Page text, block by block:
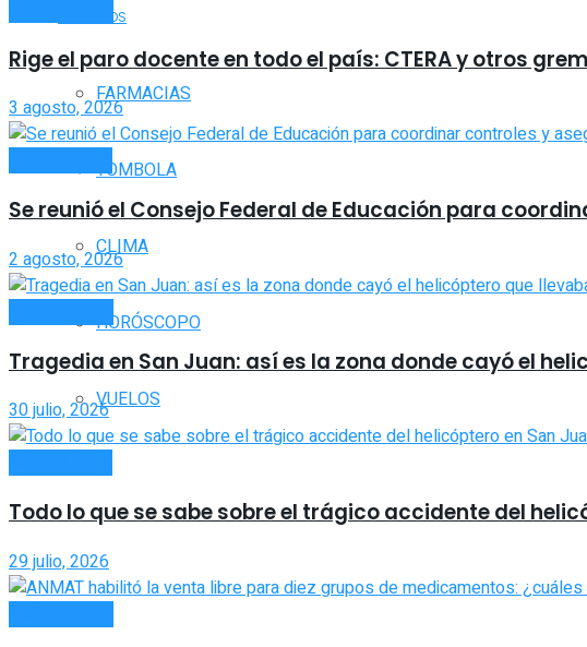
SERVICIOS
FARMACIAS
TOMBOLA
CLIMA
HORÓSCOPO
VUELOS
Rige el paro docente en todo el país: CTERA y otros
3 agosto, 2026
Se reunió el Consejo Federal de Educación para
2 agosto, 2026
Tragedia en San Juan: así es la zona donde cayó el
30 julio, 2026
Todo lo que se sabe sobre el trágico accidente del
29 julio, 2026